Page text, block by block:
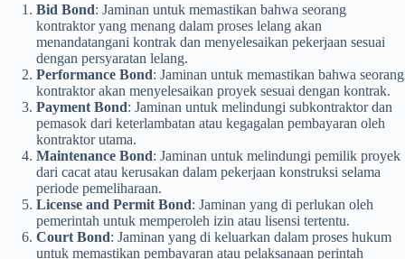
Bid Bond: Jaminan untuk memastikan bahwa seorang
kontraktor yang menang dalam proses lelang akan
menandatangani kontrak dan menyelesaikan pekerjaan sesuai
dengan persyaratan lelang.
Performance Bond: Jaminan untuk memastikan bahwa seorang
kontraktor akan menyelesaikan proyek sesuai dengan kontrak.
Payment Bond: Jaminan untuk melindungi subkontraktor dan
pemasok dari keterlambatan atau kegagalan pembayaran oleh
kontraktor utama.
Maintenance Bond: Jaminan untuk melindungi pemilik proyek
dari cacat atau kerusakan dalam pekerjaan konstruksi selama
periode pemeliharaan.
License and Permit Bond: Jaminan yang di perlukan oleh
pemerintah untuk memperoleh izin atau lisensi tertentu.
Court Bond: Jaminan yang di keluarkan dalam proses hukum
untuk memastikan pembayaran atau pelaksanaan perintah